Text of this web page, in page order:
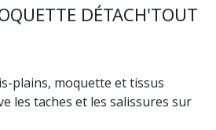
DÉTACH'TOUT
plains, moquette et tissus
les taches et les salissures sur